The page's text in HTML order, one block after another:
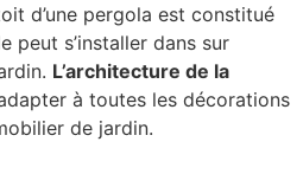
d’une pergola est constitué
peut s’installer dans sur
L’architecture de la
à toutes les décorations
de jardin.